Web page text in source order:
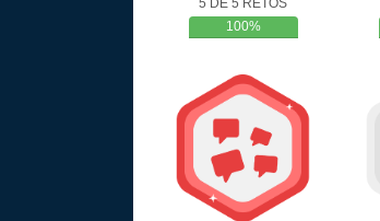
5 DE 5 RETOS
100%